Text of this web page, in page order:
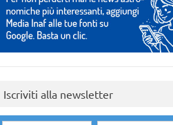
Iscriviti alla newsletter